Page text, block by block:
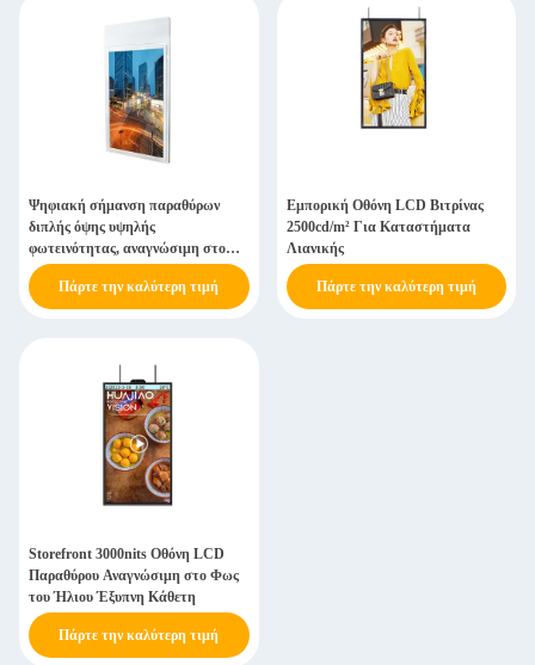
Ψηφιακή σήμανση παραθύρων
διπλής όψης υψηλής
φωτεινότητας, αναγνώσιμη στο
ηλιακό φως
Πάρτε την καλύτερη τιμή
Εμπορική Οθόνη LCD Βιτρίνας
2500cd/m² Για Καταστήματα
Λιανικής
Πάρτε την καλύτερη τιμή
Storefront 3000nits Οθόνη LCD
Παραθύρου Αναγνώσιμη στο Φως
του Ήλιου Έξυπνη Κάθετη
Πάρτε την καλύτερη τιμή